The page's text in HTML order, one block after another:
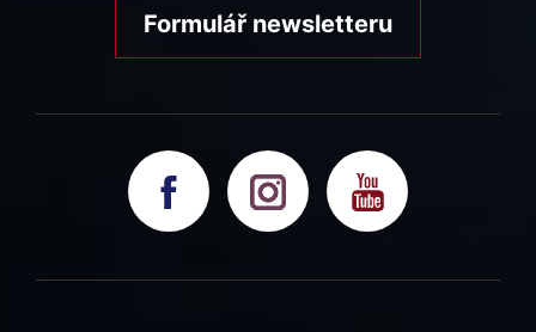
Formulář newsletteru